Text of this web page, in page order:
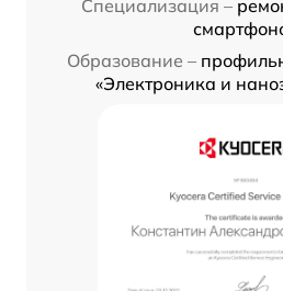
Специализация –
Образование –
«Электроника и